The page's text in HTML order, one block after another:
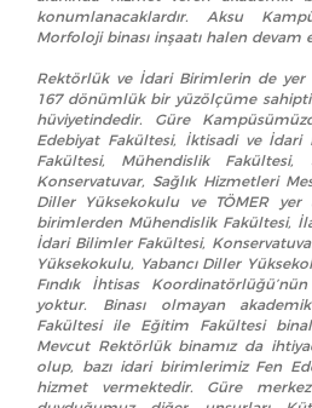
konumlanacaklardır. Aksu
Morfoloji binası inşaatı halen devam
Rektörlük ve İdari Birimlerin de yer
167 dönümlük bir yüzölçüme
hüviyetindedir. Güre
Edebiyat Fakültesi, İktisadi ve
Fakültesi, Mühendislik
Konservatuvar, Sağlık Hizmetleri
Diller Yüksekokulu ve TÖMER yer
birimlerden Mühendislik Fakültesi,
İdari Bilimler Fakültesi,
Yüksekokulu, Yabancı Diller
Fındık İhtisas
yoktur. Binası olmayan
Fakültesi ile Eğitim Fakültesi
Mevcut Rektörlük binamız da
olup, bazı idari birimlerimiz Fen
hizmet vermektedir. Güre